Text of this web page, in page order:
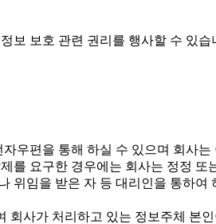
보 보호 관련 권리를 행사할 수 있습
우편을 통해 하실 수 있으며 회사
를 요구한 경우에는 회사는 정정
위임을 받은 자 등 대리인을 통하
회사가 처리하고 있는 정보주체 본